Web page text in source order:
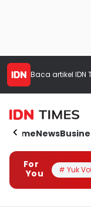
Baca artikel IDN
HomeNews
For
You
# Yuk